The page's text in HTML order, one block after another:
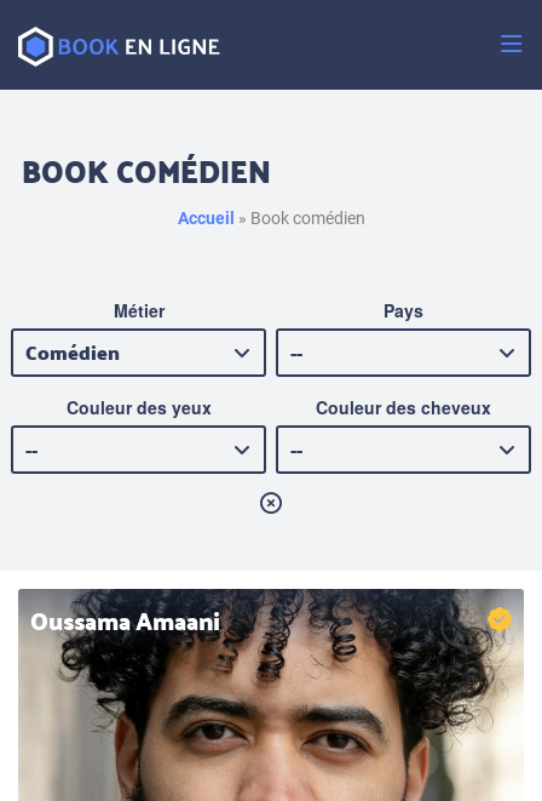
au
contenu
BOOK COMÉDIEN
Accueil » Book comédien
Métier Pays
Couleur des yeux Couleur des cheveux
Oussama Amaani